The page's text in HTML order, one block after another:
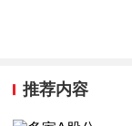
推荐内容